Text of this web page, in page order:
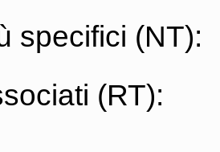
specifici (NT):
(RT):